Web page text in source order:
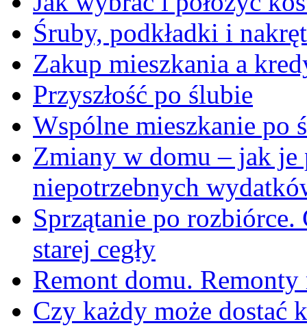
Śruby, podkładki i
Zakup mieszkania a
Przyszłość po ślubie
Wspólne mieszkanie po
Zmiany w domu – jak je
niepotrzebnych
Sprzątanie po rozbiórce.
starej cegły
Remont domu. Remonty
Czy każdy może dostać